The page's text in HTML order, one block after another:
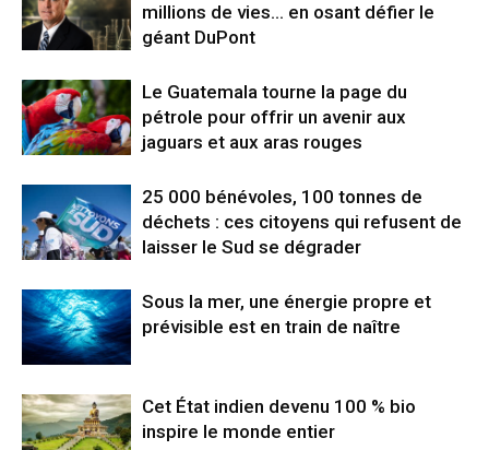
millions de vies… en osant défier le
géant DuPont
Le Guatemala tourne la page du
pétrole pour offrir un avenir aux
jaguars et aux aras rouges
25 000 bénévoles, 100 tonnes de
déchets : ces citoyens qui refusent de
laisser le Sud se dégrader
Sous la mer, une énergie propre et
prévisible est en train de naître
Cet État indien devenu 100 % bio
inspire le monde entier